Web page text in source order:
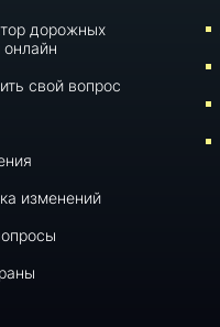
дорожных
онлайн
свой вопрос
изменений